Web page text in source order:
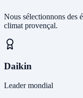
Nous sélectionnons des
climat provençal.
Daikin
Leader mondial